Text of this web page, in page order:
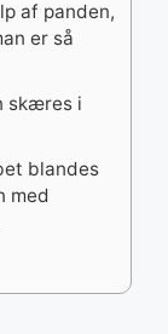
af panden,
er så
skæres i
blandes
med